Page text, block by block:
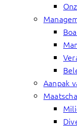
Aanpak